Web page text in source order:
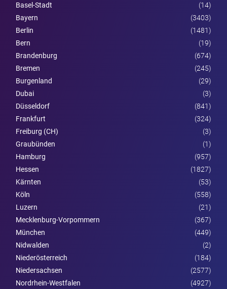
Basel-Stadt
(14)
Bayern
(3403)
Berlin
(1481)
Bern
(19)
Brandenburg
(674)
Bremen
(245)
Burgen­land
(29)
Dubai
(3)
Düsseldorf
(841)
Frankfurt
(324)
Freiburg (CH)
(3)
Graubünden
(1)
Hamburg
(957)
Hessen
(1827)
Kärnten
(53)
Köln
(558)
Luzern
(21)
Mecklenburg-Vorpommern
(367)
München
(449)
Nidwalden
(2)
Nieder­österreich
(184)
Niedersachsen
(2577)
Nordrhein-Westfalen
(4927)